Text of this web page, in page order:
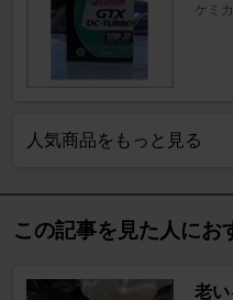
ケミ
人気商品をもっと見る
この記事を見た人にお
老